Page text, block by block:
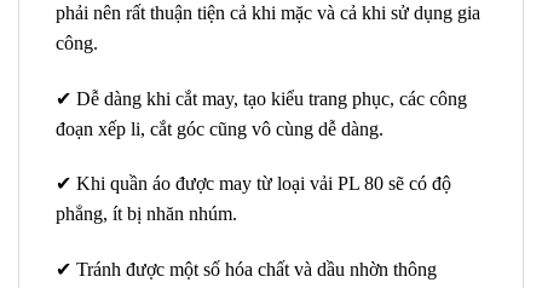
phải nên rất thuận tiện cả khi mặc và cả khi sử dụng gia
công.
✔ Dễ dàng khi cắt may, tạo kiểu trang phục, các công
đoạn xếp li, cắt góc cũng vô cùng dễ dàng.
✔ Khi quần áo được may từ loại vải PL 80 sẽ có độ
phẳng, ít bị nhăn nhúm.
✔ Tránh được một số hóa chất và dầu nhờn thông